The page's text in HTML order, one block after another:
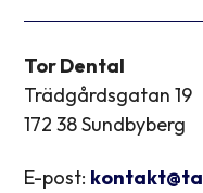
Tor Dental
Trädgårdsgatan 19
172 38 Sundbyberg
E-post: